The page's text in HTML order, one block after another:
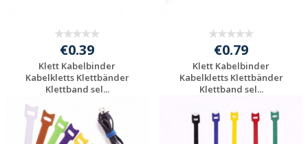
€0.39
Klett Kabelbinder
Kabelkletts Klettbänder
Klettband sel...
Individuelle
Werbeartikel
anfragen
€0.79
Klett Kabelbinder
Kabelkletts Klettbänder
Klettband sel...
Individuelle
Werbeartikel